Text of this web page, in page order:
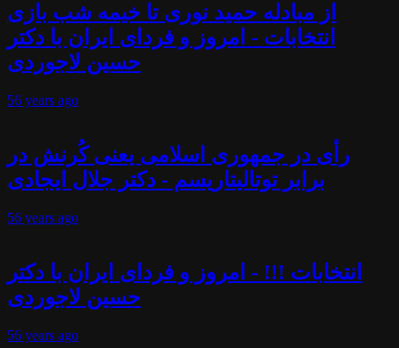
از مبادله حمید نوری تا خیمه شب بازی
انتخابات - امروز و فردای ایران با دکتر
حسین لاجوردی
56 years ago
رأی در جمهوری اسلامی یعنی کُرنش در
برابر توتالیتاریسم - دکتر جلال ایجادی
56 years ago
انتخابات !!! - امروز و فردای ایران با دکتر
حسین لاجوردی
56 years ago